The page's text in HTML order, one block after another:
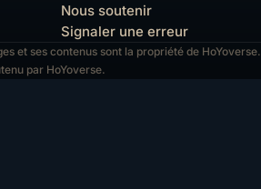
Nous soutenir
Signaler une erreur
et ses contenus sont la propriété de HoYoverse.
par HoYoverse.